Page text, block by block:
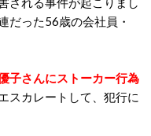
だった56歳の会社員・
子さんにストーカー行為
スカレートして、犯行に